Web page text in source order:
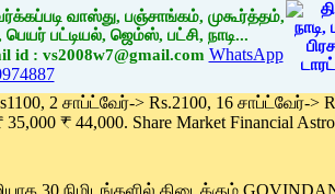
வாஸ்து, பஞ்சாங்கம், முகூர்த்தம்,
பட்டியல், ஜெம்ஸ், பட்சி, நாடி...
id : vs2008w7@gmail.com WhatsApp
2 சாப்ட்வேர்-> Rs.2100, 16 சாப்ட்வேர்-
35,000 ₹ 44,000. Share Market Financial
30 நிமிடங்களில் கிடைக்கும்